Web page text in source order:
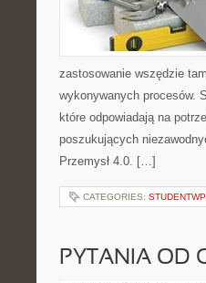
zastosowanie wszędzie
wykonywanych procesów.
które odpowiadają na
poszukujących
Przemysł 4.0. […]
CATEGORIES:
PYTANIA OD